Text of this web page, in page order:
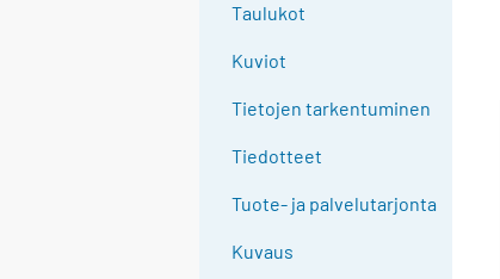
Taulukot
Kuviot
Tietojen tarkentuminen
Tiedotteet
Tuote- ja palvelutarjonta
Kuvaus